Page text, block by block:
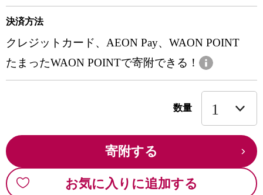
決済方法
クレジットカード、AEON Pay、WAON POINT
たまったWAON POINTで寄附できる！
数量
寄附する
お気に入りに追加する